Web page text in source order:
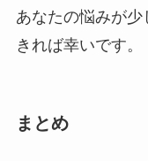
あなたの悩みが
きれば幸いです。
まとめ